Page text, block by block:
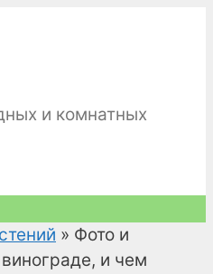
и комнатных
» Фото и
и чем